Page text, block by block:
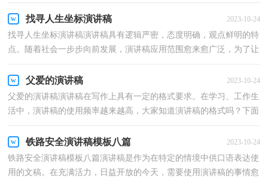
找寻人生坐标演讲稿 2023-10-24
找寻人生坐标演讲稿演讲稿具有逻辑严密，态度明确，观点鲜明的特
点。随着社会一步步向前发展，演讲稿应用范围愈来愈广泛，为了让
父爱的演讲稿 2023-10-24
父爱的演讲稿演讲稿在写作上具有一定的格式要求。在学习、工作生
活中，演讲稿的使用频率越来越高，大家知道演讲稿的格式吗？下面
铁路安全演讲稿模板八篇 2023-10-24
铁路安全演讲稿模板八篇演讲稿是作为在特定的情境中供口语表达使
用的文稿。在充满活力，日益开放的今天，需要使用演讲稿的事情愈